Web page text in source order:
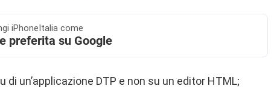
iPhoneItalia come
preferita su Google
un’applicazione DTP e non su un editor HTML;